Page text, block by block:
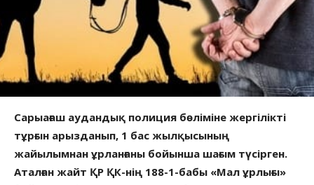
Сарыағаш аудандық полиция бөліміне жергілікті
тұрғын арызданып, 1 бас жылқысының
жайылымнан ұрланғаны бойынша шағым түсірген.
Аталған жайт ҚР ҚК-нің 188-1-бабы «Мал ұрлығы»